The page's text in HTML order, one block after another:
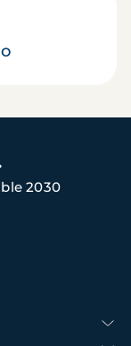
2030